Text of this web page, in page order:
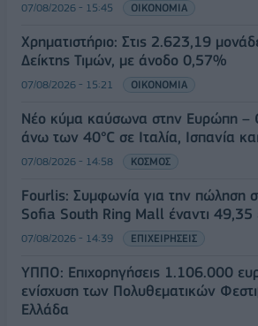
07/08/2026 - 15:45 ΟΙΚΟΝΟΜΙΑ
Χρηματιστήριο: Στις 2.623,19
Δείκτης Τιμών, με άνοδο 0,57%
07/08/2026 - 15:21 ΟΙΚΟΝΟΜΙΑ
Νέο κύμα καύσωνα στην Ευρώπη –
άνω των 40°C σε Ιταλία, Ισπανία
07/08/2026 - 14:58 ΚΟΣΜΟΣ
Fourlis: Συμφωνία για την πώληση
Sofia South Ring Mall έναντι 49,35
07/08/2026 - 14:39 ΕΠΙΧΕΙΡΗΣΕΙΣ
ΥΠΠΟ: Επιχορηγήσεις 1.106.000
ενίσχυση των Πολυθεματικών
Ελλάδα